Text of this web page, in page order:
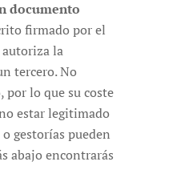
documento
firmado por el
la
tercero. No
lo que su coste
estar legitimado
gestorías pueden
abajo encontrarás